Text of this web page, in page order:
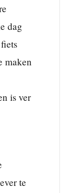
dag
maken
is ver
te